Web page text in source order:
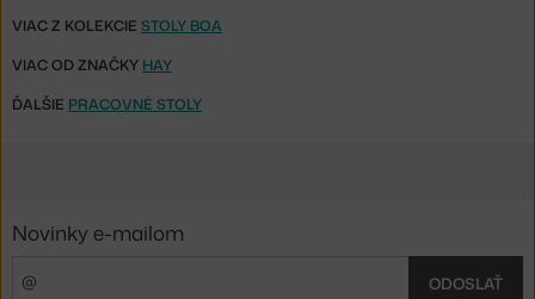
VIAC Z KOLEKCIE STOLY BOA
VIAC OD ZNAČKY HAY
ĎALŠIE PRACOVNÉ STOLY
Novinky e-mailom
ODOSLAŤ